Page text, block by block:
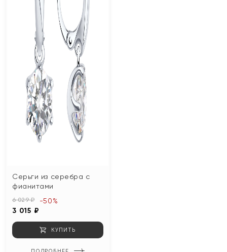
Серьги из серебра с
фианитами
6 029 ₽
3 015 ₽
-50%
КУПИТЬ